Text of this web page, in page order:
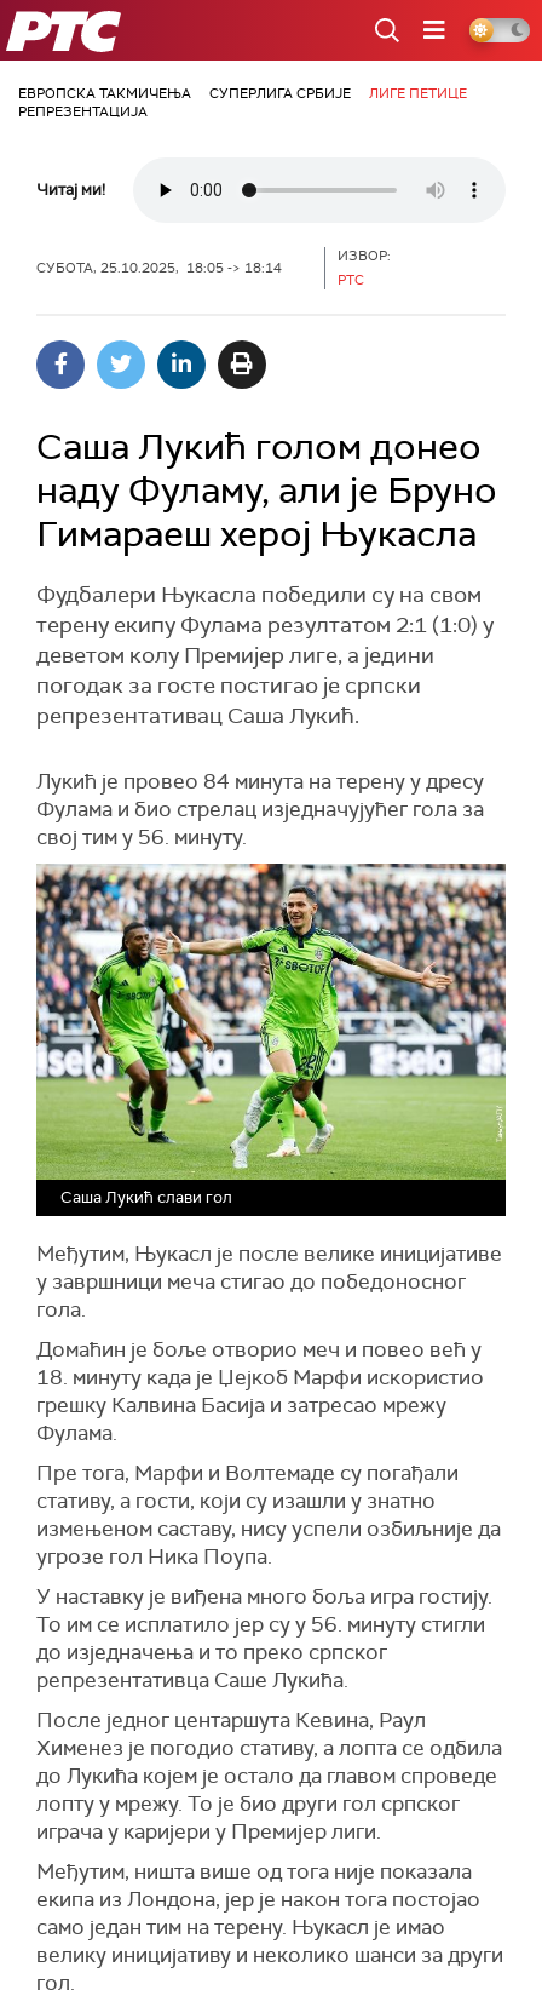
РТС
ЕВРОПСКА ТАКМИЧЕЊА СУПЕРЛИГА СРБИЈЕ
ЛИГЕ ПЕТИЦЕ
РЕПРЕЗЕНТАЦИЈА
Читај ми!
СУБОТА, 25.10.2025, 18:05 -> 18:14
ИЗВОР:
РТС
Саша Лукић голом донео
наду Фуламу, али је Бруно
Гимараеш херој Њукасла
Фудбалери Њукасла победили су на свом
терену екипу Фулама резултатом 2:1 (1:0) у
деветом колу Премијер лиге, а једини
погодак за госте постигао је српски
репрезентативац Саша Лукић.
Лукић је провео 84 минута на терену у дресу
Фулама и био стрелац изједначујућег гола за
свој тим у 56. минуту.
Саша Лукић слави гол
Међутим, Њукасл је после велике иницијативе
у завршници меча стигао до победоносног
гола.
Домаћин је боље отворио меч и повео већ у
18. минуту када је Џејкоб Марфи искористио
грешку Калвина Басија и затресао мрежу
Фулама.
Пре тога, Марфи и Волтемаде су погађали
стативу, а гости, који су изашли у знатно
измењеном саставу, нису успели озбиљније да
угрозе гол Ника Поупа.
У наставку је виђена много боља игра гостију.
То им се исплатило јер су у 56. минуту стигли
до изједначења и то преко српског
репрезентативца Саше Лукића.
После једног центаршута Кевина, Раул
Хименез је погодио стативу, а лопта се одбила
до Лукића којем је остало да главом спроведе
лопту у мрежу. То је био други гол српског
играча у каријери у Премијер лиги.
Међутим, ништа више од тога није показала
екипа из Лондона, јер је након тога постојао
само један тим на терену. Њукасл је имао
велику иницијативу и неколико шанси за други
гол.